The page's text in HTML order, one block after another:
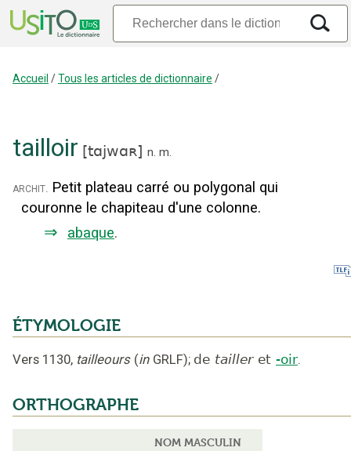
Accueil /Tous les articles de dictionnaire /
tailloir [tɑjwɑʀ] n. m.
archit. Petit plateau carré ou polygonal qui
couronne le chapiteau d'une colonne.
⇒ abaque.
ÉTYMOLOGIE
Vers 1130, tailleours (in GRLF); de tailler et -oir.
ORTHOGRAPHE
NOM MASCULIN